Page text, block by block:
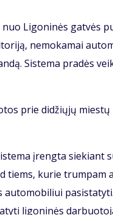
Li­go­ni­nės gat­vės
ne­mo­ka­mai
Sis­te­ma pra­dės
prie di­džių­jų
įreng­ta sie­kiant
tiems, ku­rie trum­pam
au­to­mo­bi­liui pa­si­sta­ty­ti.
li­go­ni­nės